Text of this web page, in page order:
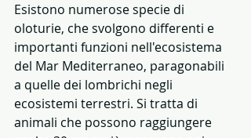
Esistono numerose specie di
oloturie, che svolgono differenti e
importanti funzioni nell'ecosistema
del Mar Mediterraneo, paragonabili
a quelle dei lombrichi negli
ecosistemi terrestri. Si tratta di
animali che possono raggiungere